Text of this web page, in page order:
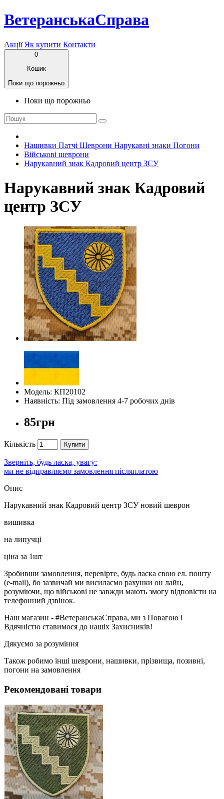
ВетеранськаСправа
Акції Як купити Контакти
0
Кошик
Поки що порожньо
Поки що порожньо
Нашивки Патчі Шеврони Нарукавні знаки Погони
Військові шеврони
Нарукавний знак Кадровий центр ЗСУ
Нарукавний знак Кадровий
центр ЗСУ
Модель: КП20102
Наявність: Під замовлення 4-7 робочих днів
85грн
Кількість Купити
Зверніть, будь ласка, увагу:
ми не відправляємо замовлення післяплатою
Опис
Нарукавний знак Кадровий центр ЗСУ новий шеврон
вишивка
на липучці
ціна за 1шт
Зробивши замовлення, перевірте, будь ласка свою ел. пошту
(e-mail), бо зазвичай ми висилаємо рахунки он лайн,
розуміючи, що військові не завжди мають змогу відповісти на
телефонний дзвінок.
Наш магазин - #ВетеранськаСправа, ми з Повагою і
Вдячністю ставимося до нашіх Захисників!
Дякуємо за розуміння
Також робимо інші шеврони, нашивки, прізвища, позивні,
погони на замовлення
Рекомендовані товари